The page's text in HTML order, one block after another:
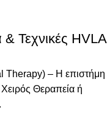
Τεχνικές HVLA
Therapy) – Η επιστήμη
Θεραπεία ή